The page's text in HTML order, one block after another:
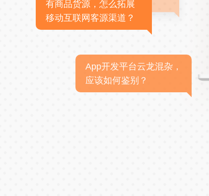
有商品货源，怎么拓展
移动互联网客源渠道？
App开发平台云龙混杂，
应该如何鉴别？